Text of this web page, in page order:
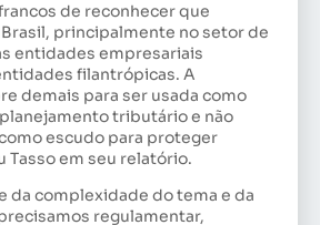
de reconhecer que
principalmente no setor de
entidades empresariais
filantrópicas. A
demais para ser usada como
tributário e não
escudo para proteger
Tasso em seu relatório.
da complexidade do tema e da
regulamentar,